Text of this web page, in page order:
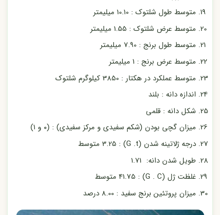
متوسط طول شلتوک : 10.10 میلیمتر
متوسط عرض شلتوک : 1.55 میلیمتر
متوسط طول برنج : 7.90 میلیمتر
متوسط عرض برنج : 1 میلیمتر
متوسط عملکرد در هکتار : 3850 کیلوگرم شلتوک
اندازه دانه : بلند
شکل دانه : قلمی
میزان گچی بودن (شکم سفیدی و مرکز سفیدی) : (۰ و ۱)
درجه ژلاتینه شدن (G .t) : 3.25 متوسط
طویل شدن دانه: 1.71
غلظت ژل (G . C) : 41.75 متوسط
میزان پروتئین برنج سفید : 8.00 درصد